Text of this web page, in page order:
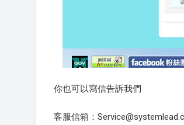
你也可以寫信告訴我們
客服信箱：